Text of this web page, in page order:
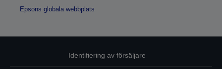
Epsons globala webbplats
Identifiering av försäljare